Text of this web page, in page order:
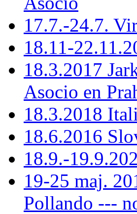
17.7.-24.7.
18.11-
18.3.2017
Asocio en
18.3.2018
18.6.2016
18.9.-
19-25 maj.
Pollando ---